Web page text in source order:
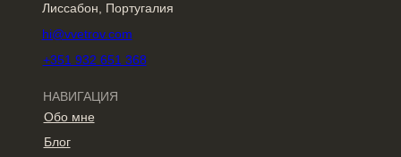
+351 932 651 368
hi@vvetrov.com
Лиссабон, Португалия
НАВИГАЦИЯ
Обо мне
Блог